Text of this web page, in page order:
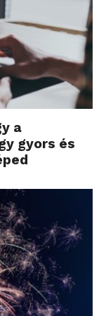
a
gyors és